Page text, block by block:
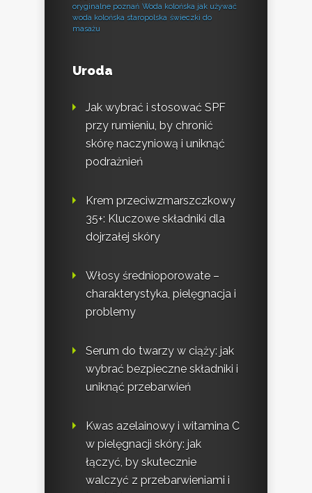
oryginalne poznań Woda kolońska jak używać
woda kolońska staropolska świeczki do
masażu
Uroda
Jak wybrać i stosować SPF
przy rumieniu, by chronić
skórę naczyniową i uniknąć
podrażnień
Krem przeciwzmarszczkowy
35+: Kluczowe składniki dla
dojrzałej skóry
Włosy średnioporowate –
charakterystyka, pielęgnacja i
problemy
Serum do twarzy w ciąży: jak
wybrać bezpieczne składniki i
uniknąć przebarwień
Kwas azelainowy i witamina C
w pielęgnacji skóry: jak
łączyć, by skutecznie
walczyć z przebarwieniami i